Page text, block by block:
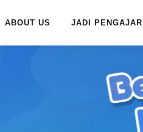
ABOUT US JADI PENGAJAR